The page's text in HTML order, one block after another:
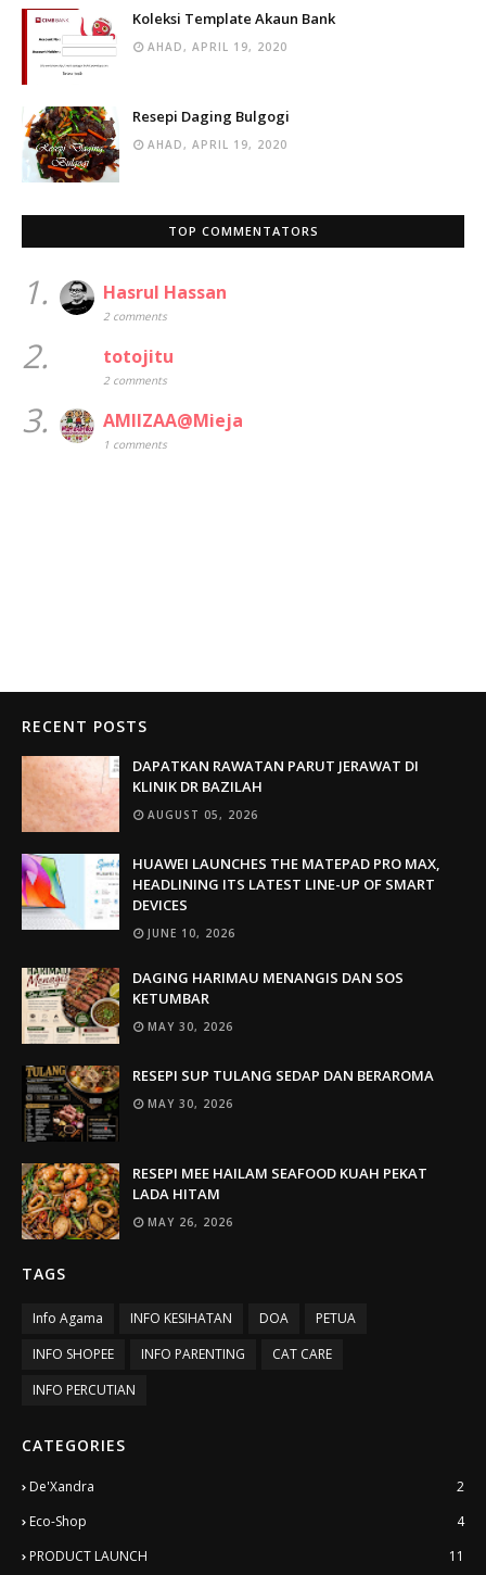
Koleksi Template Akaun Bank
AHAD, APRIL 19, 2020
Resepi Daging Bulgogi
AHAD, APRIL 19, 2020
TOP COMMENTATORS
1. Hasrul Hassan
2 comments
2. totojitu
2 comments
3. AMIIZAA@Mieja
1 comments
RECENT POSTS
DAPATKAN RAWATAN PARUT JERAWAT DI
KLINIK DR BAZILAH
AUGUST 05, 2026
HUAWEI LAUNCHES THE MATEPAD PRO MAX,
HEADLINING ITS LATEST LINE-UP OF SMART
DEVICES
JUNE 10, 2026
DAGING HARIMAU MENANGIS DAN SOS
KETUMBAR
MAY 30, 2026
RESEPI SUP TULANG SEDAP DAN BERAROMA
MAY 30, 2026
RESEPI MEE HAILAM SEAFOOD KUAH PEKAT
LADA HITAM
MAY 26, 2026
TAGS
Info Agama INFO KESIHATAN DOA
PETUA
INFO SHOPEE
INFO PARENTING
CAT CARE
INFO PERCUTIAN
CATEGORIES
De'Xandra
2
Eco-Shop
4
PRODUCT LAUNCH
11